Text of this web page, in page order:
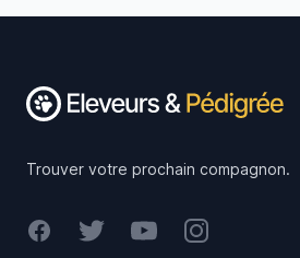
Trouver votre prochain compagnon.
FacebookTwitterYoutubeInstagram